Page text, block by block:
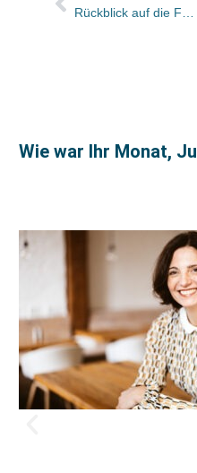
Rückblick auf die Fachtagung des Bundesverbandes Leseförderung 2026
Wie war Ihr Monat,